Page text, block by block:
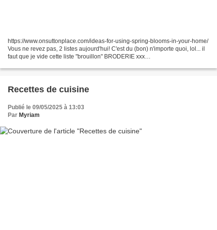
https://www.onsuttonplace.com/ideas-for-using-spring-blooms-in-your-home/
Vous ne revez pas, 2 listes aujourd'hui! C'est du (bon) n'importe quoi, lol... il
faut que je vide cette liste "brouillon" BRODERIE xxx
Recettes de cuisine
Publié le 09/05/2025 à 13:03
Par Myriam